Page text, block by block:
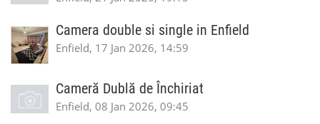
Camera double si single in Enfield
Enfield, 17 Jan 2026, 14:59
Cameră Dublă de Închiriat
Enfield, 08 Jan 2026, 09:45